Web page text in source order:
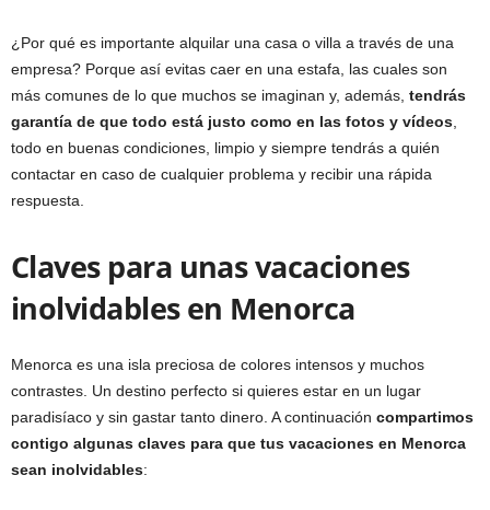
¿Por qué es importante alquilar una casa o villa a través de una
empresa? Porque así evitas caer en una estafa, las cuales son
más comunes de lo que muchos se imaginan y, además, tendrás
garantía de que todo está justo como en las fotos y vídeos
todo en buenas condiciones, limpio y siempre tendrás a quién
contactar en caso de cualquier problema y recibir una rápida
respuesta.
Claves para unas vacaciones
inolvidables en Menorca
Menorca es una isla preciosa de colores intensos y muchos
contrastes. Un destino perfecto si quieres estar en un lugar
paradisíaco y sin gastar tanto dinero. A continuación compartimos
contigo algunas claves para que tus vacaciones en Menorca
sean inolvidables: